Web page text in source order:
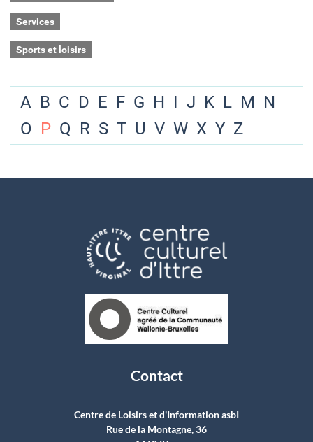
Services
Sports et loisirs
A B C D E F G H I J K L M N
O P Q R S T U V W X Y Z
Contact
Centre de Loisirs et d'Information asbI
Rue de la Montagne, 36